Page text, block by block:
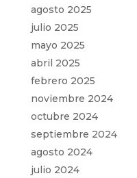
agosto 2025
julio 2025
mayo 2025
abril 2025
febrero 2025
noviembre 2024
octubre 2024
septiembre 2024
agosto 2024
julio 2024